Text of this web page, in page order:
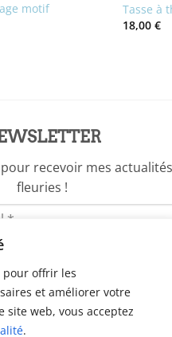
pour offrir les
et améliorer votre
web, vous acceptez
.
motif
Tasse à
18,00€
recevoir mes actualités
fleuries !